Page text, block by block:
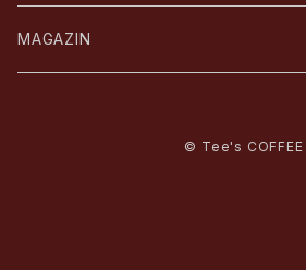
アジア・オセアニア
MAGAZIN
© Tee's COFFEE